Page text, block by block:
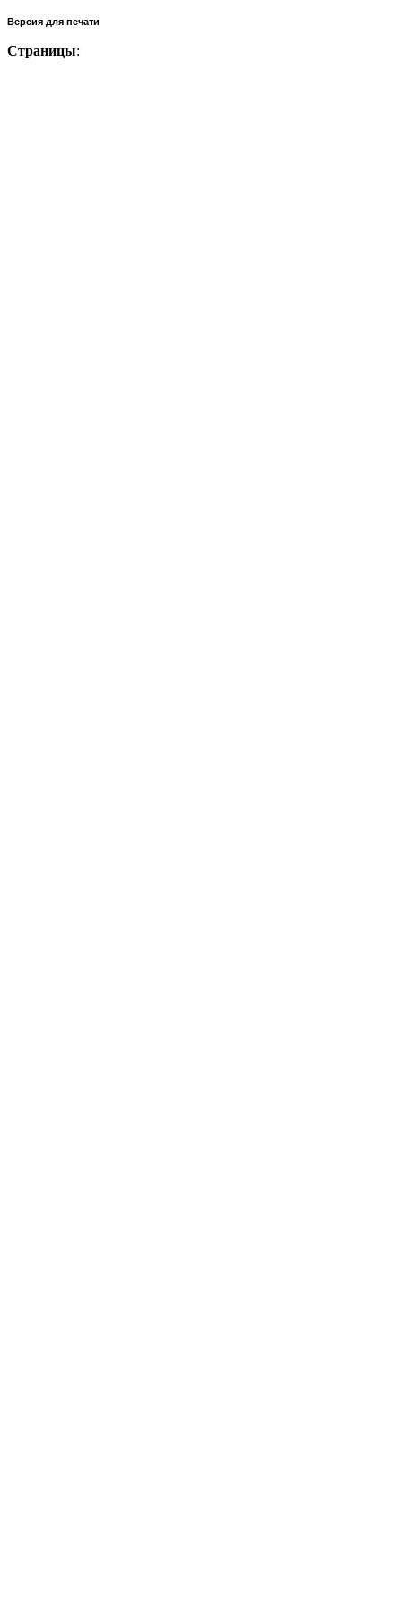
Версия для печати
Страницы: